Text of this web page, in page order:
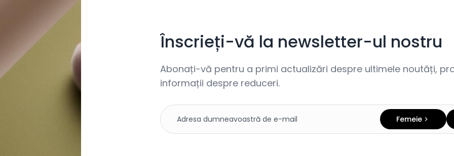
Înscrieți-vă la newsletter-ul nostru
Abonați-vă pentru a primi actualizări despre ultimele noutăți,
informații despre reduceri.
Femeie